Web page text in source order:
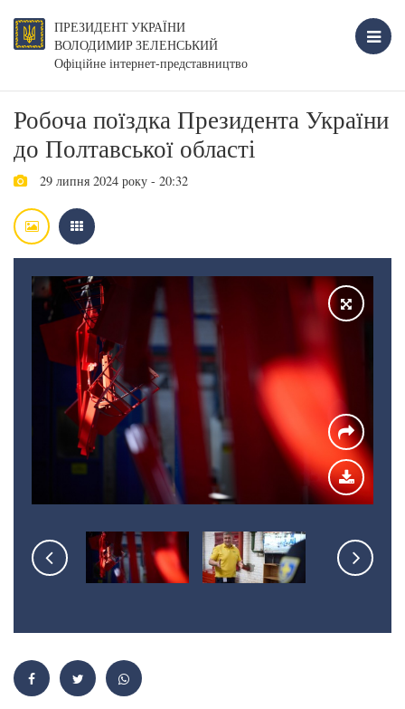
ПРЕЗИДЕНТ УКРАЇНИ
ВОЛОДИМИР ЗЕЛЕНСЬКИЙ
Офіційне інтернет-представництво
Робоча поїздка Президента України
до Полтавської області
29 липня 2024 року - 20:32